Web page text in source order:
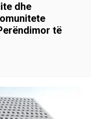
dhe
të